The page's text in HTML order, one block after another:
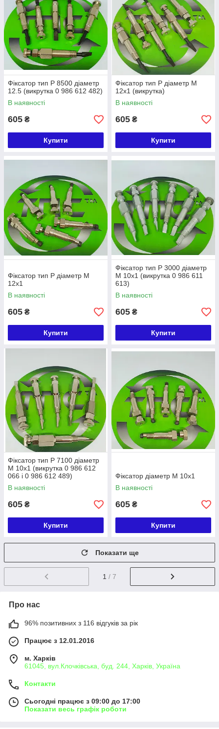
Фіксатор тип Р 8500 діаметр
12.5 (викрутка 0 986 612 482)
В наявності
605 ₴
Купити
Фіксатор тип Р діаметр М
12х1 (викрутка)
В наявності
605 ₴
Купити
Фіксатор тип Р діаметр М
12х1
В наявності
605 ₴
Купити
Фіксатор тип Р 3000 діаметр
М 10х1 (викрутка 0 986 611
613)
В наявності
605 ₴
Купити
Фіксатор тип Р 7100 діаметр
М 10х1 (викрутка 0 986 612
066 і 0 986 612 489)
В наявності
605 ₴
Купити
Фіксатор діаметр М 10х1
В наявності
605 ₴
Купити
Показати ще
1 / 7
Про нас
96% позитивних з 116 відгуків за рік
Працює з 12.01.2016
м. Харків
61045, вул.Клочківська, буд. 244, Харків, Україна
Контакти
Сьогодні працює з 09:00 до 17:00
Показати весь графік роботи